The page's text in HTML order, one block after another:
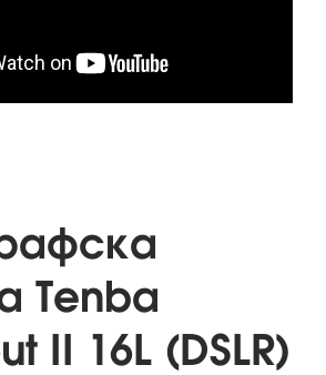
Tenba
II 16L (DSLR)